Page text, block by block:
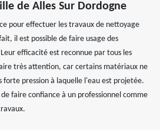
de Alles Sur Dordogne
pour effectuer les travaux de nettoyage
il est possible de faire usage des
efficacité est reconnue par tous les
très attention, car certains matériaux ne
forte pression à laquelle l'eau est projetée.
faire confiance à un professionnel comme